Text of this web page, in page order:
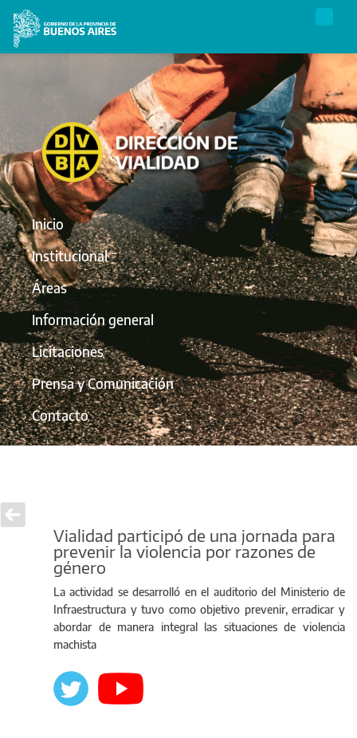
Inicio
Institucional
Áreas
Información general
Licitaciones
Prensa y Comunicación
Contacto
Vialidad participó de una jornada para
prevenir la violencia por razones de
género
La actividad se desarrolló en el auditorio del Ministerio de
Infraestructura y tuvo como objetivo prevenir, erradicar y
abordar de manera integral las situaciones de violencia
machista